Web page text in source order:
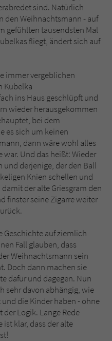
sind. Natürlich
den Weihnachtsmann - auf
gefühlten tausendsten Mal
fliegt, ändert sich auf
immer vergeblichen
Kubelka
ins Haus geschlüpft und
wieder herausgekommen
bei dem
es sich um keinen
dann wäre wohl alles
war. Und das heißt: Wieder
und derjenige, der den Ball
Knien schellen und
der alte Griesgram den
finster seine Zigarre weiter
Geschichte auf ziemlich
Fall glauben, dass
Weihnachtsmann sein
Doch dann machen sie
dafür und dagegen. Nun
sehr davon abhängig, wie
die Kinder haben - ohne
der Logik. Lange Rede
ist klar, dass der alte
Kontaktformulars zu